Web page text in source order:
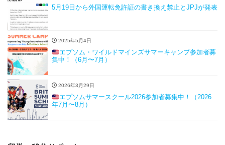
5月19日から外国運転免許証の書き換え禁止とJPJが発表
2025年5月4日
エプソム・ワイルドマインズサマーキャンプ参加者募
集中！（6月〜7月）
2026年3月29日
エプソムサマースクール2026参加者募集中！（2026
年7月〜8月）